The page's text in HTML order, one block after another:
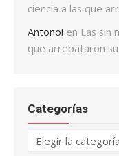
ciencia a las que
Antonoi en Las sin
que arrebataron
Categorías
Categorías